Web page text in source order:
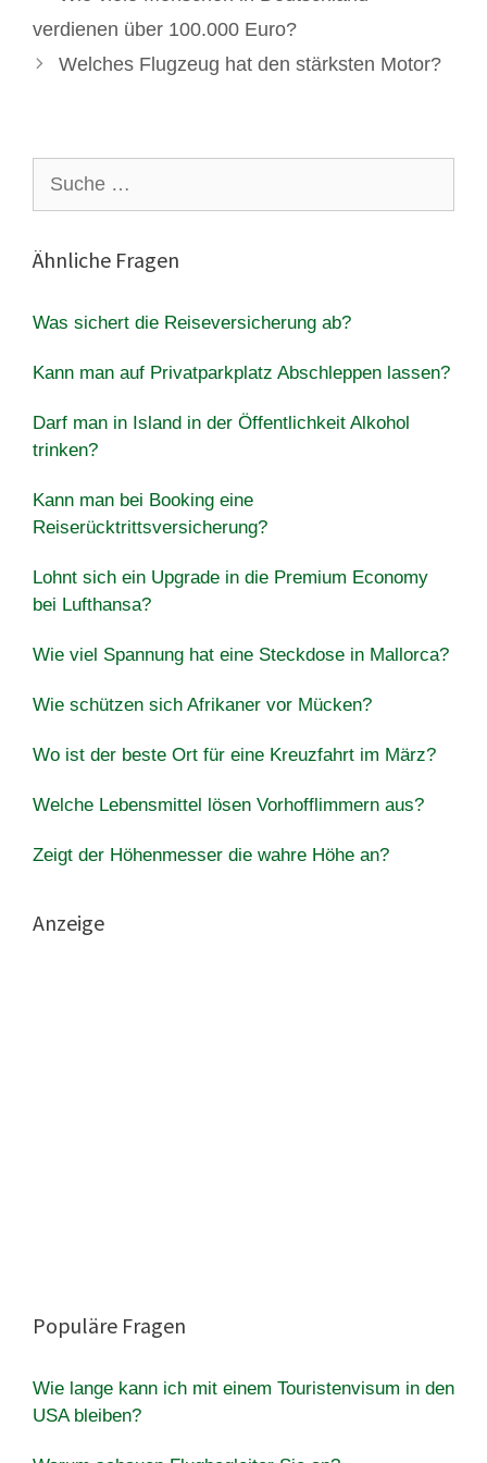
verdienen über 100.000 Euro?
Welches Flugzeug hat den stärksten Motor?
nach:
Ähnliche Fragen
Was sichert die Reiseversicherung ab?
Kann man auf Privatparkplatz Abschleppen lassen?
Darf man in Island in der Öffentlichkeit Alkohol
trinken?
Kann man bei Booking eine
Reiserücktrittsversicherung?
Lohnt sich ein Upgrade in die Premium Economy
bei Lufthansa?
Wie viel Spannung hat eine Steckdose in Mallorca?
Wie schützen sich Afrikaner vor Mücken?
Wo ist der beste Ort für eine Kreuzfahrt im März?
Welche Lebensmittel lösen Vorhofflimmern aus?
Zeigt der Höhenmesser die wahre Höhe an?
Anzeige
Populäre Fragen
Wie lange kann ich mit einem Touristenvisum in den
USA bleiben?